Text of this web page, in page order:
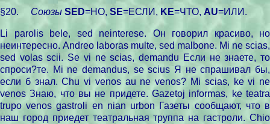
§20. Союзы SED=НО, SE=ЕСЛИ, KE=ЧТО, AU=ИЛИ.
Li parolis bele, sed neinterese. Он говорил красиво, но
неинтересно. Andreo laboras multe, sed malbone. Mi ne scias,
sed volas scii. Se vi ne scias, demandu Если не знаете, то
спроси?те. Mi ne demandus, se scius Я не спрашивал бы,
если б знал.Chu vi venos au ne venos? Mi scias, ke vi ne
venos Знаю, что вы не придете. Gazetoj informas, ke teatra
trupo venos gastroli en nian urbon Газеты сообщают, что в
наш город приедет театральная труппа на гастроли. Chio